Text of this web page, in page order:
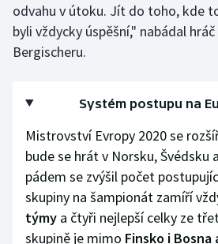
Vodní slalom
Volejbal
odvahu v útoku. Jít do toho, kde
byli vždycky úspěšní," nabádal
Bergischeru.
Systém postupu na
Mistrovství Evropy 2020 se
bude se hrát v Norsku, Švédsku
pádem se zvýšil počet
skupiny na šampionát zamíří
týmy a čtyři nejlepší celky ze
skupině je mimo Finsko i Bosna